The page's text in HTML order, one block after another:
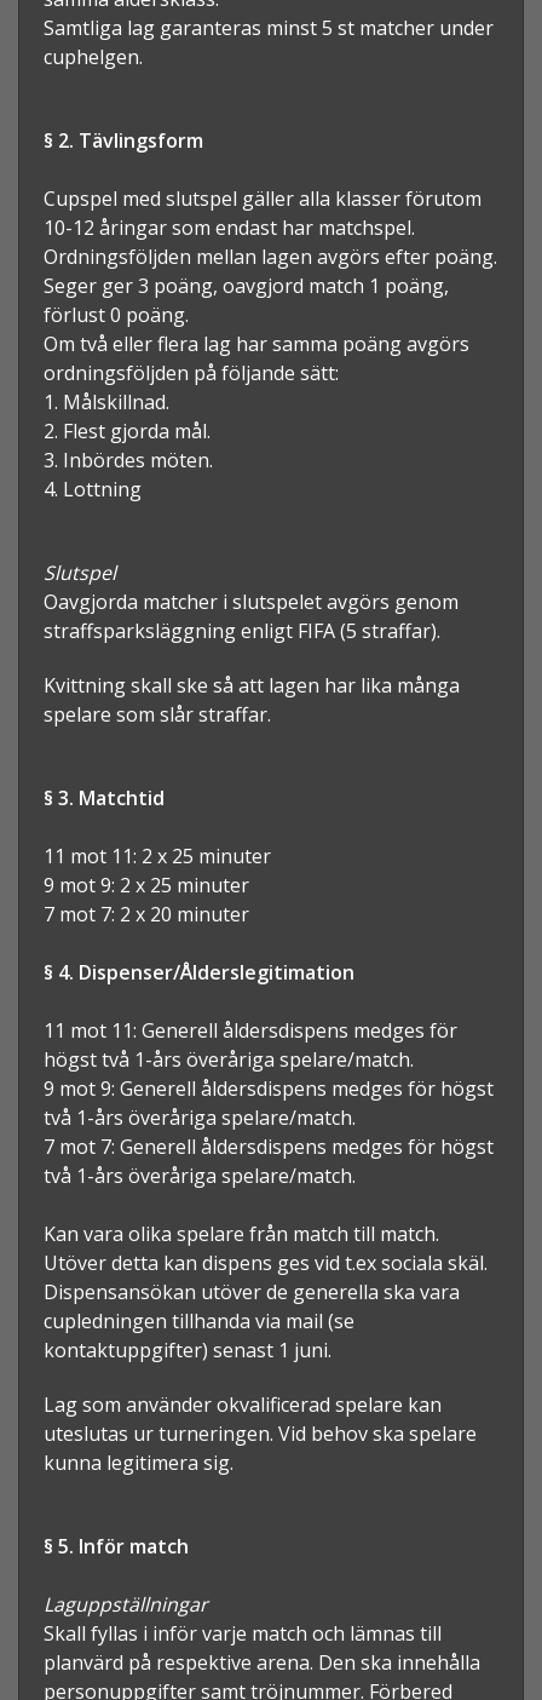
Samtliga lag garanteras minst 5 st matcher under
cuphelgen.
§ 2. Tävlingsform
Cupspel med slutspel gäller alla klasser förutom
10-12 åringar som endast har matchspel.
Ordningsföljden mellan lagen avgörs efter poäng.
Seger ger 3 poäng, oavgjord match 1 poäng,
förlust 0 poäng.
Om två eller flera lag har samma poäng avgörs
ordningsföljden på följande sätt:
1. Målskillnad.
2. Flest gjorda mål.
3. Inbördes möten.
4. Lottning
Slutspel
Oavgjorda matcher i slutspelet avgörs genom
straffsparksläggning enligt FIFA (5 straffar).
Kvittning skall ske så att lagen har lika många
spelare som slår straffar.
§ 3. Matchtid
11 mot 11: 2 x 25 minuter
9 mot 9: 2 x 25 minuter
7 mot 7: 2 x 20 minuter
§ 4. Dispenser/Ålderslegitimation
11 mot 11: Generell åldersdispens medges för
högst två 1-års överåriga spelare/match.
9 mot 9: Generell åldersdispens medges för högst
två 1-års överåriga spelare/match.
7 mot 7: Generell åldersdispens medges för högst
två 1-års överåriga spelare/match.
Kan vara olika spelare från match till match.
Utöver detta kan dispens ges vid t.ex sociala skäl.
Dispensansökan utöver de generella ska vara
cupledningen tillhanda via mail (se
kontaktuppgifter) senast 1 juni.
Lag som använder okvalificerad spelare kan
uteslutas ur turneringen. Vid behov ska spelare
kunna legitimera sig.
§ 5. Inför match
Laguppställningar
Skall fyllas i inför varje match och lämnas till
planvärd på respektive arena. Den ska innehålla
personuppgifter samt tröjnummer. Förbered